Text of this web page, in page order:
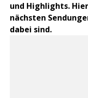
und Highlights.
nächsten
dabei sind.